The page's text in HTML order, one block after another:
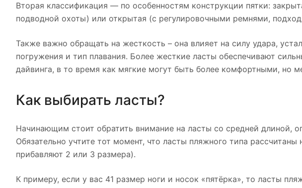
Вторая классификация — по особенностям конструкции пятки:
подводной охоты) или открытая (с регулировочными ремнями,
Также важно обращать на жесткость – она влияет на силу удара,
погружения и тип плавания. Более жесткие ласты обеспечивают
дайвинга, в то время как мягкие могут быть более комфортными, но
Как выбирать ласты?
Начинающим стоит обратить внимание на ласты со средней длиной,
Обязательно учтите тот момент, что ласты пляжного типа
прибавляют 2 или 3 размера).
К примеру, если у вас 41 размер ноги и носок «пятёрка», то ласты